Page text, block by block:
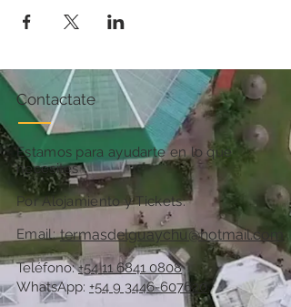
Contactate
Estamos para ayudarte en lo que
necesites
Por Alojamiento y Tickets:
Email:
Teléfono:+54 11 6841 0808
WhatsApp: +54 9 3446-607620
termasdelguaychu@hotmail.com